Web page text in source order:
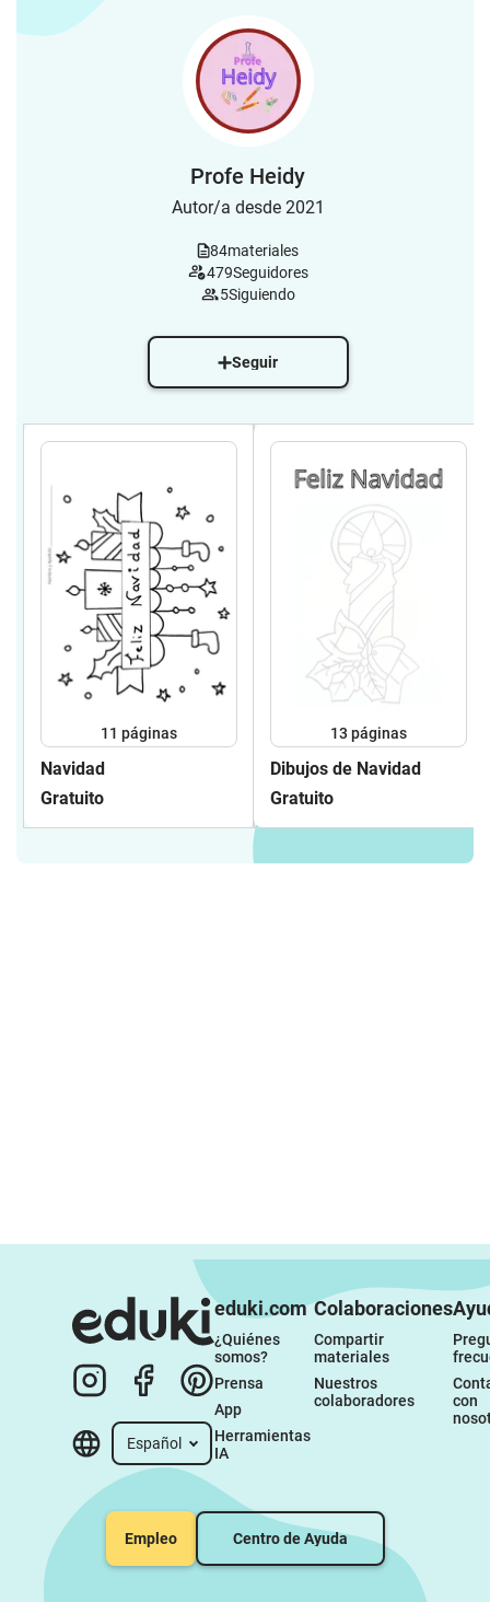
Profe Heidy
Autor/a desde 2021
84materiales
479Seguidores
5Siguiendo
Seguir
11 páginas
Navidad
Gratuito
13 páginas
Dibujos de Navidad
Gratuito
Español
eduki.com
¿Quiénes
somos?
Prensa
App
Herramientas
IA
Colaboraciones
Compartir
materiales
Nuestros
colaboradores
con
Empleo Centro de Ayuda